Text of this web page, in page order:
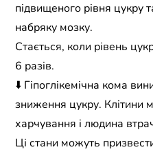
підвищеного рівня цукру
набряку мозку.
Стається, коли рівень
6 разів.
⬇️ Гіпоглікемічна кома
зниження цукру. Клітини
харчування і людина
Ці стани можуть